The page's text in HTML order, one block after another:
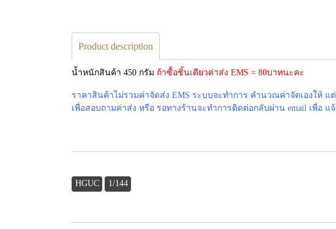
Product description
น้ำหนักสินค้า 450 กรัม ถ้าซื้อชิ้นเดียวค่าส่ง EMS = 80บาทนะคะ
ราคาสินค้าไม่รวมค่าจัดส่ง EMS ระบบจะทำการ คำนวณค่าจัดเองให้
เพื่อสอบถามค่าส่ง หรือ รอทางร้านจะทำการติดต่อกลับผ่าน email เพื่อ แ
HGUC 1/144